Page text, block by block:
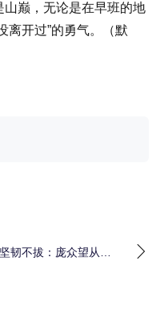
巅，无论是在早班的地
离开过”的勇气。（默
坚韧不拔：庞众望从逆